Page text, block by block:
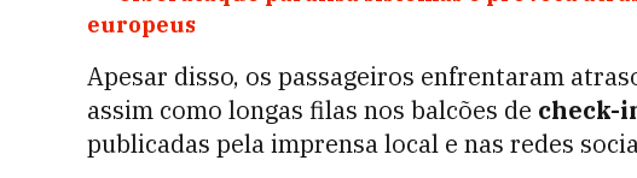
europeus
Apesar disso, os passageiros enfrentaram
assim como longas filas nos balcões de check-
publicadas pela imprensa local e nas redes